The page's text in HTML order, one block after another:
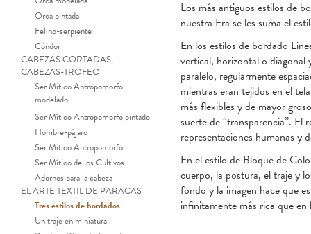
Orca pintada
Felino-serpiente
Cóndor
CABEZAS CORTADAS,
CABEZAS-TROFEO
Ser Mítico Antropomorfo
modelado
Ser Mítico Antropomorfo pintado
Hombre-pájaro
Ser Mítico Antropomorfo
Ser Mítico de los Cultivos
Adornos para la cabeza
EL ARTE TEXTIL DE PARACAS
Tres estilos de bordados
Un traje en miniatura
Bordado
Los más antiguos estilos de
nuestra Era se les suma el
En los estilos de bordado
vertical, horizontal o diagonal
paralelo, regularmente
mientras eran tejidos en el
más flexibles y de mayor
suerte de “transparencia”. El
representaciones humanas y
En el estilo de Bloque de
cuerpo, la postura, el traje y
fondo y la imagen hace que
infinitamente más rica que